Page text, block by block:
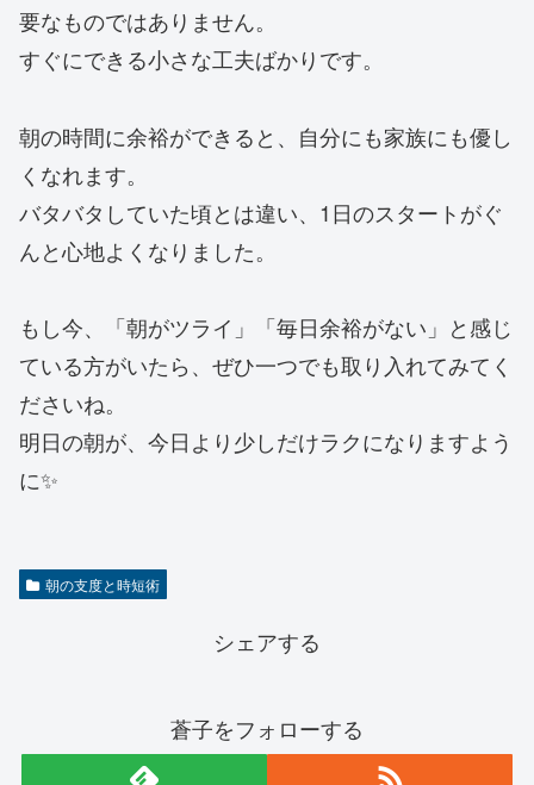
要なものではありません。
すぐにできる小さな工夫ばかりです。
朝の時間に余裕ができると、自分にも家族にも優し
くなれます。
バタバタしていた頃とは違い、1日のスタートがぐ
んと心地よくなりました。
もし今、「朝がツライ」「毎日余裕がない」と感じ
ている方がいたら、ぜひ一つでも取り入れてみてく
ださいね。
明日の朝が、今日より少しだけラクになりますよう
に✨
朝の支度と時短術
シェアする
蒼子をフォローする